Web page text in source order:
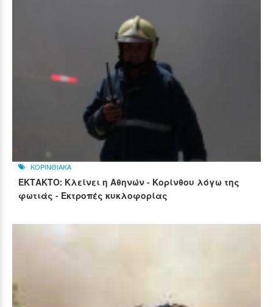
ΚΟΡΙΝΘΙΑΚΑ
ΕΚΤΑΚΤΟ: Κλείνει η Αθηνών - Κορίνθου λόγω της
φωτιάς - Εκτροπές κυκλοφορίας